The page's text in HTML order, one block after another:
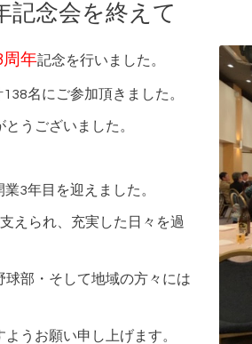
記念会を終えて
周年記念を行いました。
名にご参加頂きました。
うございました。
3年目を迎えました。
えられ、充実した日々を過
部・そして地域の方々には
うお願い申し上げます。